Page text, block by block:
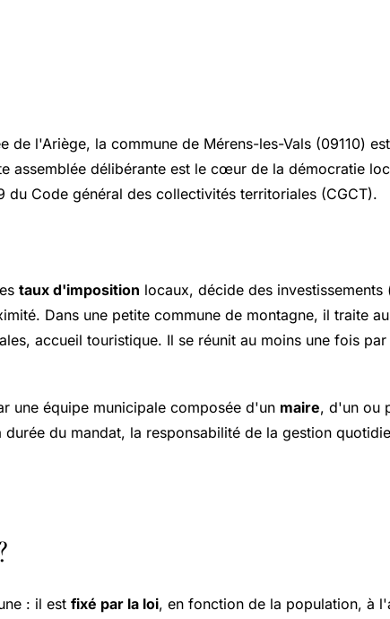
de l'Ariège, la commune de Mérens-les-Vals (09110)
assemblée délibérante est le cœur de la démocratie
Code général des collectivités territoriales (CGCT).
taux d'imposition locaux, décide des
Dans une petite commune de montagne, il traite
accueil touristique. Il se réunit au moins une fois
une équipe municipale composée d'un maire, d'un ou
du mandat, la responsabilité de la gestion
: il est fixé par la loi, en fonction de la population, à